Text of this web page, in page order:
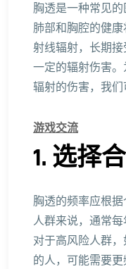
胸透是一种常见
肺部和胸腔的健
射线辐射，长期
一定的辐射伤害
辐射的伤害，我们
游戏交流
1. 选择
胸透的频率应根
人群来说，通常
对于高风险人群
的人，可能需要